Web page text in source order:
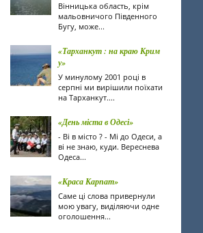
Вінницька область, крім
мальовничого Південного
Бугу, може...
«Тарханкут : на краю Крим
у»
У минулому 2001 році в
серпні ми вирішили поїхати
на Тарханкут....
«День міста в Одесі»
- Ві в місто ? - Мі до Одеси, а
ві не знаю, куди. Вереснева
Одеса...
«Краса Карпат»
Саме ці слова привернули
мою увагу, виділяючи одне
оголошення...